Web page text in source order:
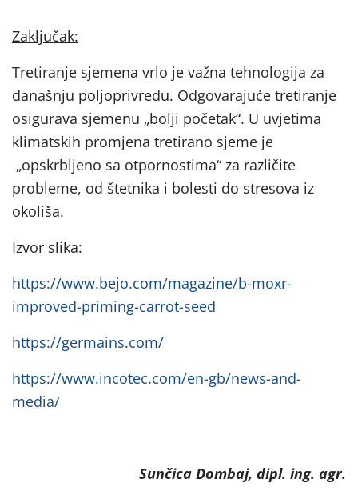
Zaključak:
Tretiranje sjemena vrlo je važna tehnologija za
današnju poljoprivredu. Odgovarajuće tretiranje
osigurava sjemenu „bolji početak“. U uvjetima
klimatskih promjena tretirano sjeme je
„opskrbljeno sa otpornostima“ za različite
probleme, od štetnika i bolesti do stresova iz
okoliša.
Izvor slika:
https://www.bejo.com/magazine/b-moxr-
improved-priming-carrot-seed
https://germains.com/
https://www.incotec.com/en-gb/news-and-
media/
Sunčica Dombaj, dipl. ing. agr.